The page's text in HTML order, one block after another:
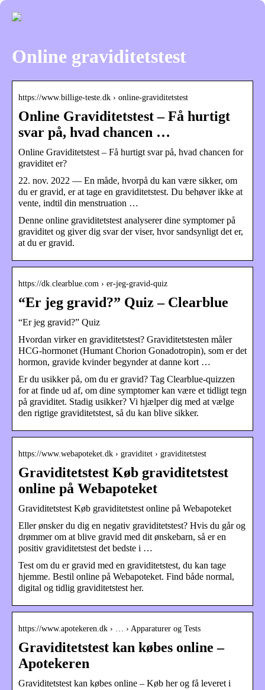
Online graviditetstest
https://www.billige-teste.dk › online-graviditetstest
Online Graviditetstest – Få hurtigt
svar på, hvad chancen …
Online Graviditetstest – Få hurtigt svar på, hvad chancen for
graviditet er?
22. nov. 2022 — En måde, hvorpå du kan være sikker, om
du er gravid, er at tage en graviditetstest. Du behøver ikke at
vente, indtil din menstruation …
Denne online graviditetstest analyserer dine symptomer på
graviditet og giver dig svar der viser, hvor sandsynligt det er,
at du er gravid.
https://dk.clearblue.com › er-jeg-gravid-quiz
“Er jeg gravid?” Quiz – Clearblue
“Er jeg gravid?” Quiz
Hvordan virker en graviditetstest? Graviditetstesten måler
HCG-hormonet (Humant Chorion Gonadotropin), som er det
hormon, gravide kvinder begynder at danne kort …
Er du usikker på, om du er gravid? Tag Clearblue-quizzen
for at finde ud af, om dine symptomer kan være et tidligt tegn
på graviditet. Stadig usikker? Vi hjælper dig med at vælge
den rigtige graviditetstest, så du kan blive sikker.
https://www.webapoteket.dk › graviditet › graviditetstest
Graviditetstest Køb graviditetstest
online på Webapoteket
Graviditetstest Køb graviditetstest online på Webapoteket
Eller ønsker du dig en negativ graviditetstest? Hvis du går og
drømmer om at blive gravid med dit ønskebarn, så er en
positiv graviditetstest det bedste i …
Test om du er gravid med en graviditetstest, du kan tage
hjemme. Bestil online på Webapoteket. Find både normal,
digital og tidlig graviditetstest her.
https://www.apotekeren.dk › … › Apparaturer og Tests
Graviditetstest kan købes online –
Apotekeren
Graviditetstest kan købes online – Køb her og få leveret i